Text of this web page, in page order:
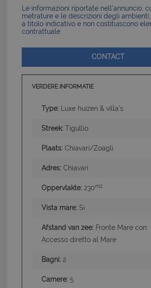
Le informazioni riportate nell’annuncio,
metrature e le descrizioni degli
a titolo indicativo e non costituiscono
contrattuale
CONTACT
VERDERE INFORMATIE
Type: Luxe huizen & villa's
Streek: Tigullio
Plaats: Chiavari/Zoagli
Adres: Chiavari
Oppervlakte: 230m2
Vista mare: Si
Afstand van zee: Fronte Mare con
Accesso diretto al Mare
Bagni: 2
Camere: 5